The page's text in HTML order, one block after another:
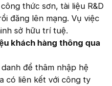
thức sơn, tài liệu R&D
đăng lên mạng. Vụ việc
sở hữu trí tuệ.
khách hàng thông qua
để thâm nhập hệ
có liên kết với công ty